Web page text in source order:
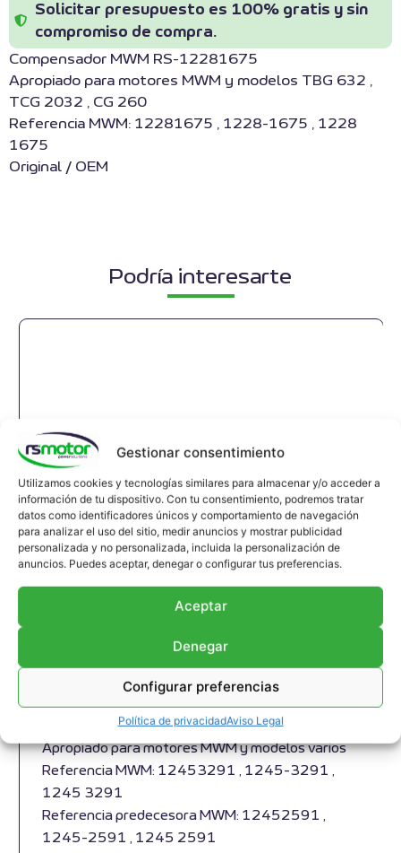
Gestionar consentimiento
Utilizamos cookies y tecnologías similares para almacenar y/o acceder a
información de tu dispositivo. Con tu consentimiento, podremos tratar
datos como identificadores únicos y comportamiento de navegación
para analizar el uso del sitio, medir anuncios y mostrar publicidad
personalizada y no personalizada, incluida la personalización de
anuncios. Puedes aceptar, denegar o configurar tus preferencias.
Aceptar
Denegar
Configurar preferencias
Política de privacidadAviso Legal
Solicitar presupuesto es 100% gratis y sin
compromiso de compra.
Compensador MWM RS-12281675
Apropiado para motores MWM y modelos TBG 632 ,
TCG 2032 , CG 260
Referencia MWM: 12281675 , 1228-1675 , 1228
1675
Original / OEM
Podría interesarte
12453291
Junta de expansión MWM RS-12453291
Apropiado para motores MWM y modelos varios
Referencia MWM: 12453291 , 1245-3291 ,
1245 3291
Referencia predecesora MWM: 12452591 ,
1245-2591 , 1245 2591